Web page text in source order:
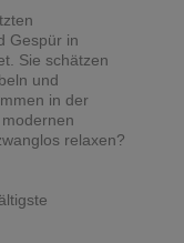
Gespür in
Sie schätzen
und
in der
relaxen?